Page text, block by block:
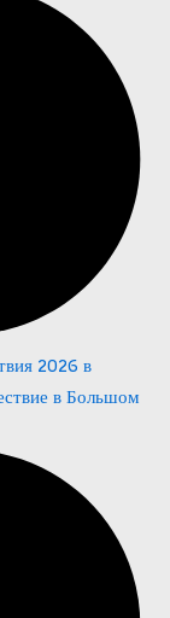
2026 в
в Большом